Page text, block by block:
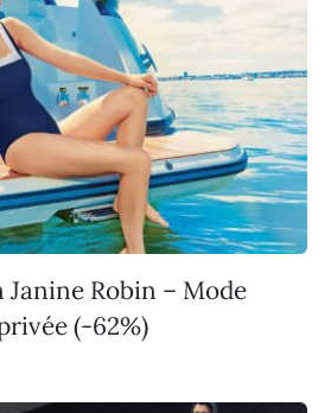
Robin – Mode
(-62%)